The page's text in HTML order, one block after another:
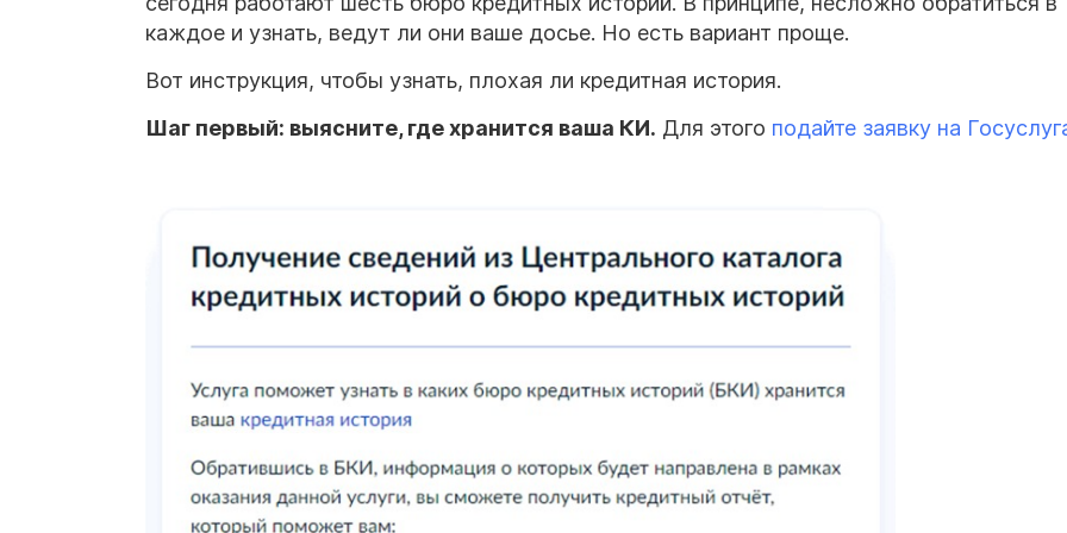
каждое и узнать, ведут ли они ваше досье. Но есть вариант проще.
Вот инструкция, чтобы узнать, плохая ли кредитная история.
Шаг первый: выясните, где хранится ваша КИ. Для этого подайте заявку на